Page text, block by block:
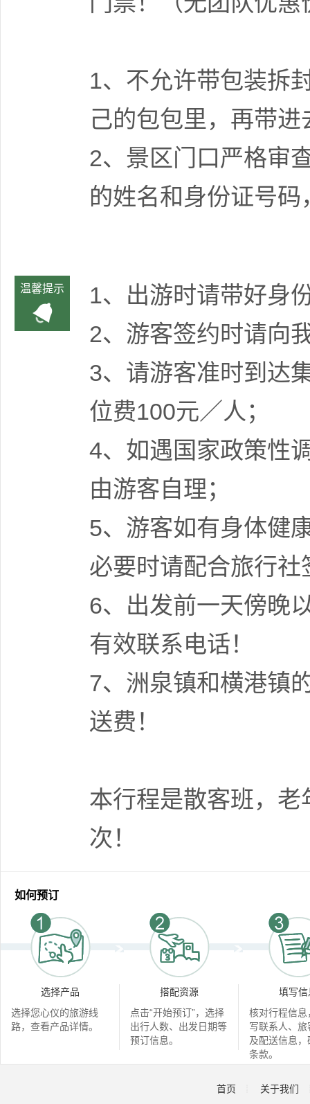
1、不允许带包装拆
己的包包里，再带进
2、景区门口严格审
的姓名和身份证号
温馨提示
1、出游时请带好身
2、游客签约时请向
3、请游客准时到达
位费100元／人；
4、如遇国家政策性
由游客自理；
5、游客如有身体健
必要时请配合旅行社
6、出发前一天傍晚
有效联系电话！
7、洲泉镇和横港镇
送费！
本行程是散客班，
次！
如何预订
选择产品
选择您心仪的旅游线
路，查看产品详情。
搭配资源
点击“开始预订”，选择
出行人数、出发日期等
预订信息。
填写信
核对行程信息
写联系人、
及配送信息
条款。
首页 关于我们